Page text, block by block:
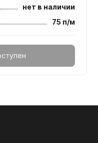
нет в наличии
75 п/м